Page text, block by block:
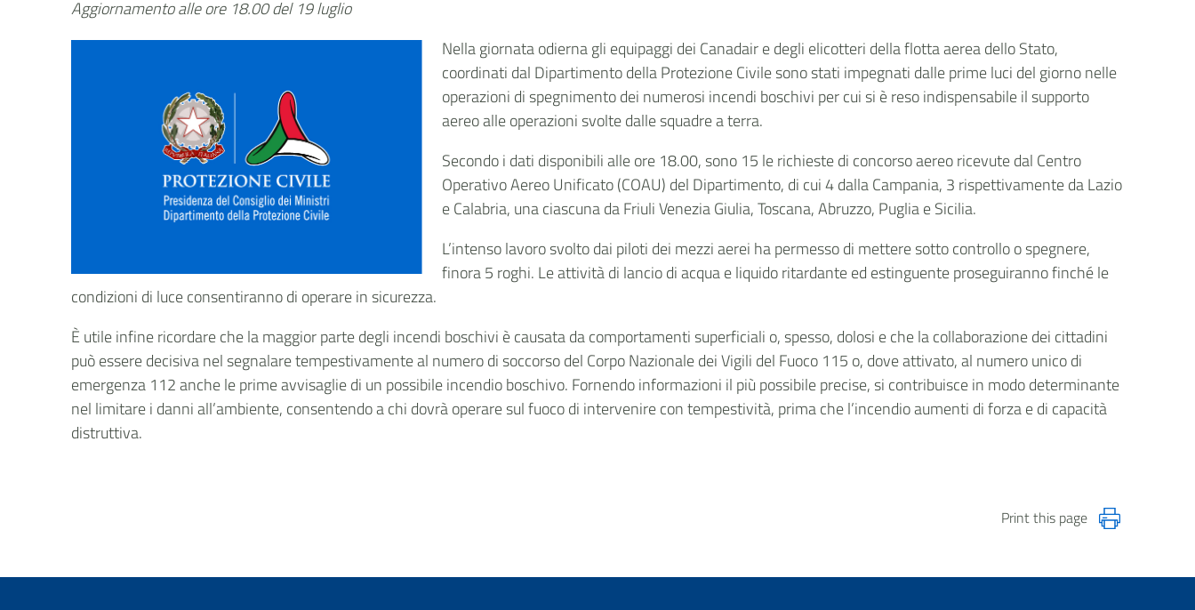
Aggiornamento alle ore 18.00 del 19 luglio
Nella giornata odierna gli equipaggi dei Canadair e degli elicotteri della flotta aerea dello Stato,
coordinati dal Dipartimento della Protezione Civile sono stati impegnati dalle prime luci del giorno nelle
operazioni di spegnimento dei numerosi incendi boschivi per cui si è reso indispensabile il supporto
aereo alle operazioni svolte dalle squadre a terra.
Secondo i dati disponibili alle ore 18.00, sono 15 le richieste di concorso aereo ricevute dal Centro
Operativo Aereo Unificato (COAU) del Dipartimento, di cui 4 dalla Campania, 3 rispettivamente da Lazio
e Calabria, una ciascuna da Friuli Venezia Giulia, Toscana, Abruzzo, Puglia e Sicilia.
L’intenso lavoro svolto dai piloti dei mezzi aerei ha permesso di mettere sotto controllo o spegnere,
finora 5 roghi. Le attività di lancio di acqua e liquido ritardante ed estinguente proseguiranno finché le
condizioni di luce consentiranno di operare in sicurezza.
È utile infine ricordare che la maggior parte degli incendi boschivi è causata da comportamenti superficiali o, spesso, dolosi e che la collaborazione dei cittadini
può essere decisiva nel segnalare tempestivamente al numero di soccorso del Corpo Nazionale dei Vigili del Fuoco 115 o, dove attivato, al numero unico di
emergenza 112 anche le prime avvisaglie di un possibile incendio boschivo. Fornendo informazioni il più possibile precise, si contribuisce in modo determinante
nel limitare i danni all’ambiente, consentendo a chi dovrà operare sul fuoco di intervenire con tempestività, prima che l’incendio aumenti di forza e di capacità
distruttiva.
Print this page